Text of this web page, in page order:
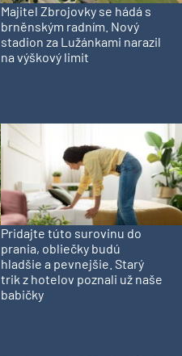
Majitel Zbrojovky se hádá s
brněnským radním. Nový
stadion za Lužánkami narazil
na výškový limit
Pridajte túto surovinu do
prania, obliečky budú
hladšie a pevnejšie. Starý
trik z hotelov poznali už naše
babičky